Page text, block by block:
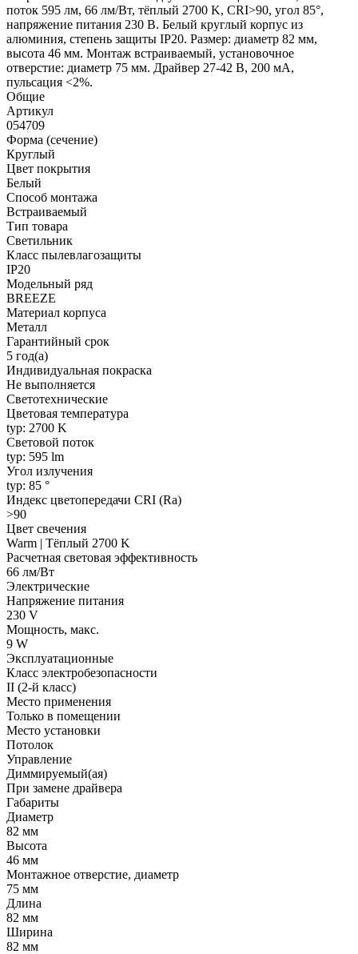
поток 595 лм, 66 лм/Вт, тёплый 2700 K, CRI>90, угол 85°,
напряжение питания 230 В. Белый круглый корпус из
алюминия, степень защиты IP20. Размер: диаметр 82 мм,
высота 46 мм. Монтаж встраиваемый, установочное
отверстие: диаметр 75 мм. Драйвер 27-42 В, 200 мА,
пульсация <2%.
Общие
Артикул
054709
Форма (сечение)
Круглый
Цвет покрытия
Белый
Способ монтажа
Встраиваемый
Тип товара
Светильник
Класс пылевлагозащиты
IP20
Модельный ряд
BREEZE
Материал корпуса
Металл
Гарантийный срок
5 год(а)
Индивидуальная покраска
Не выполняется
Светотехнические
Цветовая температура
typ: 2700 K
Световой поток
typ: 595 lm
Угол излучения
typ: 85 °
Индекс цветопередачи CRI (Ra)
>90
Цвет свечения
Warm | Тёплый 2700 K
Расчетная световая эффективность
66 лм/Вт
Электрические
Напряжение питания
230 V
Мощность, макс.
9 W
Эксплуатационные
Класс электробезопасности
II (2-й класс)
Место применения
Только в помещении
Место установки
Потолок
Управление
Диммируемый(ая)
При замене драйвера
Габариты
Диаметр
82 мм
Высота
46 мм
Монтажное отверстие, диаметр
75 мм
Длина
82 мм
Ширина
82 мм